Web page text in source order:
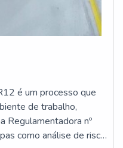
é um processo que
de trabalho,
Regulamentadora nº
como análise de risco,